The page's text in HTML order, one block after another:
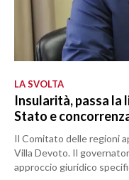
LA SVOLTA
Insularità, passa la
Stato e
Il Comitato delle regioni
Villa Devoto. Il
approccio giuridico